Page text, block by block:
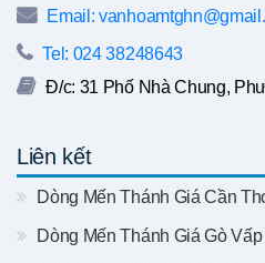
Email:
Tel: 024 38248643
Đ/c: 31 Phố Nhà Chung,
Liên kết
Dòng Mến Thánh Giá Cần
Dòng Mến Thánh Giá Gò Vấp